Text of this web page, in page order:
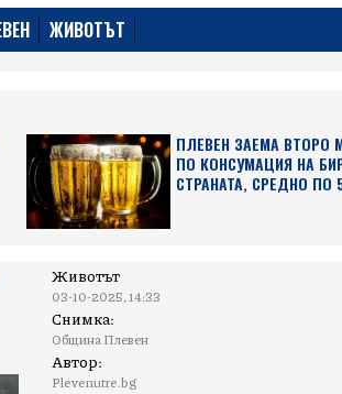
ЖИВОТЪТ
ПЛЕВЕН ЗАЕМА ВТОРО
ПО КОНСУМАЦИЯ НА
СТРАНАТА, СРЕДНО ПО
Животът
03-10-2025, 14:33
Снимка:
Община Плевен
Автор:
Plevenutre.bg